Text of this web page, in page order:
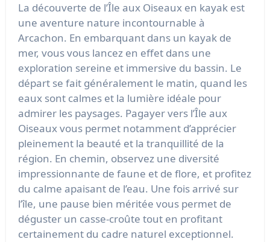
La découverte de l’Île aux Oiseaux en kayak est
une aventure nature incontournable à
Arcachon. En embarquant dans un kayak de
mer, vous vous lancez en effet dans une
exploration sereine et immersive du bassin. Le
départ se fait généralement le matin, quand les
eaux sont calmes et la lumière idéale pour
admirer les paysages. Pagayer vers l’Île aux
Oiseaux vous permet notamment d’apprécier
pleinement la beauté et la tranquillité de la
région. En chemin, observez une diversité
impressionnante de faune et de flore, et profitez
du calme apaisant de l’eau. Une fois arrivé sur
l’île, une pause bien méritée vous permet de
déguster un casse-croûte tout en profitant
certainement du cadre naturel exceptionnel.